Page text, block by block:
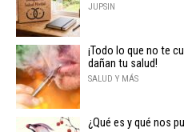
JUPSIN
¡Todo lo que no te
dañan tu salud!
SALUD Y MÁS
¿Qué es y qué nos